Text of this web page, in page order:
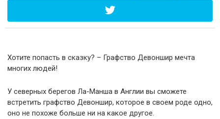
Хотите попасть в сказку? – Графство Девоншир мечта
многих людей!
У северных берегов Ла-Манша в Англии вы сможете
встретить графство Девоншир, которое в своем роде одно,
оно не похоже больше ни на какое другое.